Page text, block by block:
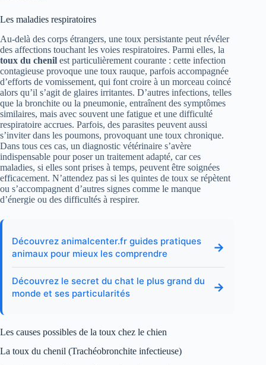
Les maladies respiratoires
Au-delà des corps étrangers, une toux persistante peut révéler
des affections touchant les voies respiratoires. Parmi elles, la
toux du chenil est particulièrement courante : cette infection
contagieuse provoque une toux rauque, parfois accompagnée
d’efforts de vomissement, qui font croire à un morceau coincé
alors qu’il s’agit de glaires irritantes. D’autres infections, telles
que la bronchite ou la pneumonie, entraînent des symptômes
similaires, mais avec souvent une fatigue et une difficulté
respiratoire accrues. Parfois, des parasites peuvent aussi
s’inviter dans les poumons, provoquant une toux chronique.
Dans tous ces cas, un diagnostic vétérinaire s’avère
indispensable pour poser un traitement adapté, car ces
maladies, si elles sont prises à temps, peuvent être soignées
efficacement. N’attendez pas si les quintes de toux se répètent
ou s’accompagnent d’autres signes comme le manque
d’énergie ou des difficultés à respirer.
Découvrez animalcenter.fr guides pratiques
animaux pour mieux les comprendre
→
Découvrez le secret du chat le plus grand du
monde et ses particularités
→
Les causes possibles de la toux chez le chien
La toux du chenil (Trachéobronchite infectieuse)